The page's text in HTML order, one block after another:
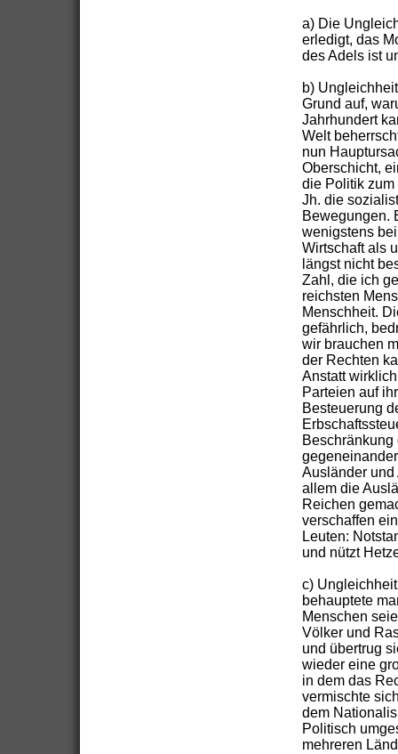
a) Die
erledigt, das
des Adels ist
b)
Grund auf,
Jahrhundert
Welt
nun
Oberschicht,
die Politik zum
Jh. die
Bewegungen.
wenigstens
Wirtschaft als
längst nicht
Zahl, die ich
reichsten
Menschheit.
gefährlich,
wir brauchen
der Rechten
Anstatt
Parteien auf
Besteuerung
Ausländer
allem die
Reichen
verschaffen
Leuten:
und nützt
c)
behauptete
Menschen
Völker und
und übertrug
wieder eine
in dem das
vermischte
dem
Politisch
mehreren